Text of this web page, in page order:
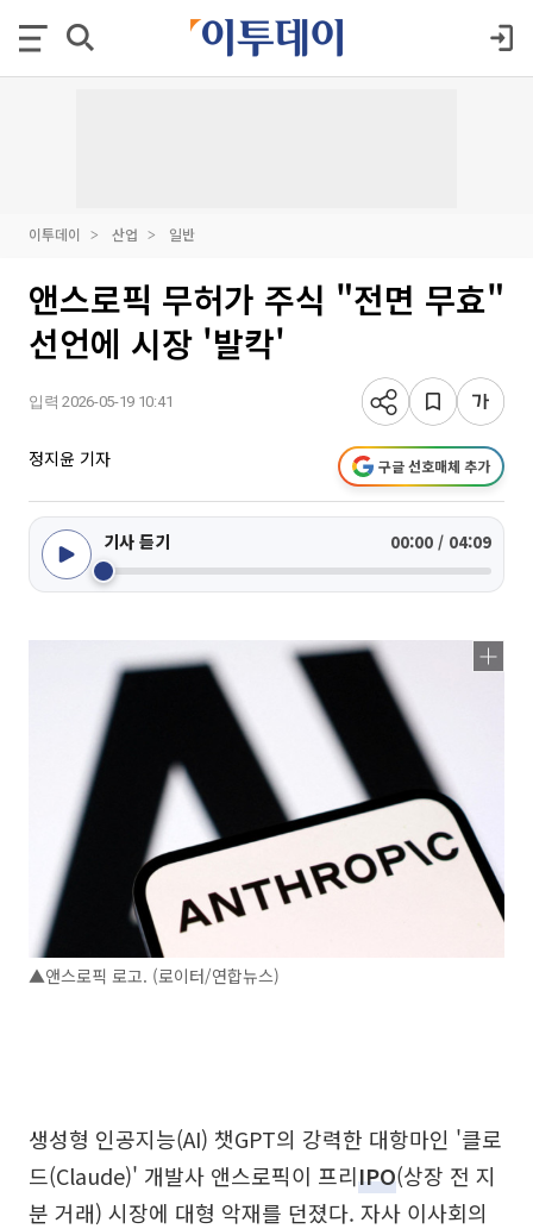
이투데이 산업 일반
앤스로픽 무허가 주식 "전면 무효"
선언에 시장 '발칵'
입력 2026-05-19 10:41
정지윤 기자 구글 선호매체 추가
기사 듣기 00:00 / 04:09
▲앤스로픽 로고. (로이터/연합뉴스)
생성형 인공지능(AI) 챗GPT의 강력한 대항마인 '클로
드(Claude)' 개발사 앤스로픽이 프리IPO(상장 전 지
분 거래) 시장에 대형 악재를 던졌다. 자사 이사회의